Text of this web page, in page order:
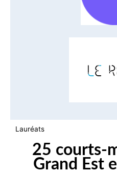
Lauréats
25 courts-
Grand Est